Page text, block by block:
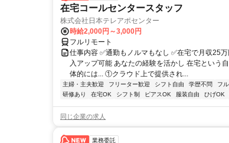
在宅コールセンタースタッフ
株式会社日本テレアポセンター
時給2,000円～3,000円
フルリモート
仕事内容 ✅通勤もノルマもなし ✅在宅で月収25
入アップ可能 あなたの経験を活かし 在宅という
体的には... ①クラウド上で提供され...
主婦・主夫歓迎 フリーター歓迎 シフト自由 学歴不問 フ
研修あり
在宅OK シフト制 ピアスOK 服装自由 ひげOK
同じ企業の求人
業務委託